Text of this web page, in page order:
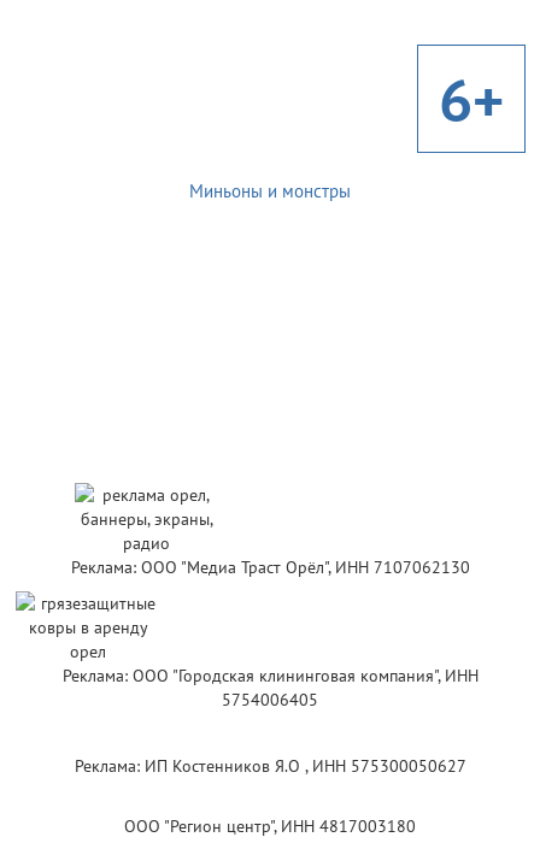
6+
Миньоны и монстры
Реклама: ООО "Медиа Траст Орёл", ИНН 7107062130
Реклама: ООО "Городская клининговая компания", ИНН
5754006405
Реклама: ИП Костенников Я.О , ИНН 575300050627
ООО "Регион центр", ИНН 4817003180